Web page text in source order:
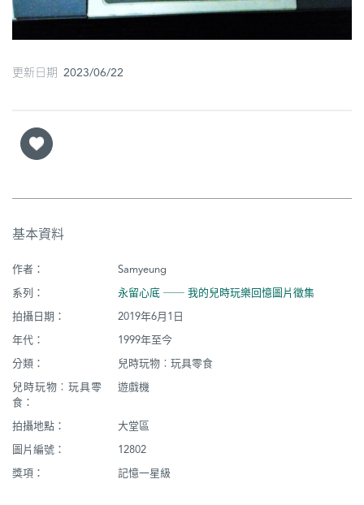
更新日期 2023/06/22
基本資料
作者：
Samyeung
系列：
永留心底 ── 我的兒時玩樂回憶圖片徵集
拍攝日期：
2019年6月1日
年代：
1999年至今
分類：
兒時玩物︰玩具零食
兒時玩物︰玩具零
食：
遊戲機
拍攝地點：
大堂區
圖片編號：
12802
獎項：
記憶一星級